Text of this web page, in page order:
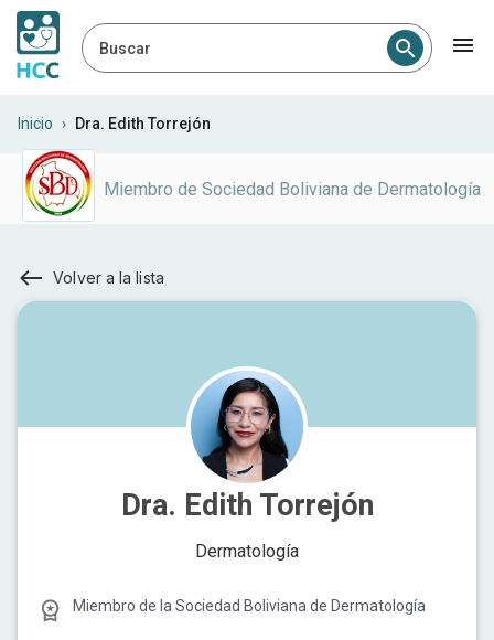
Buscar
Inicio › Dra. Edith Torrejón
Miembro de Sociedad Boliviana de Dermatología
Volver a la lista
Dra. Edith Torrejón
Dermatología
Miembro de la Sociedad Boliviana de Dermatología